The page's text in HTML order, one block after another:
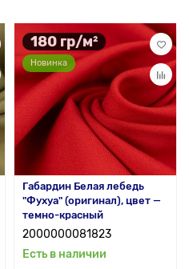
180 гр/м²
Новинка
Габардин Белая лебедь
"Фухуа" (оригинал), цвет —
темно-красный
2000000081823
Есть в наличии